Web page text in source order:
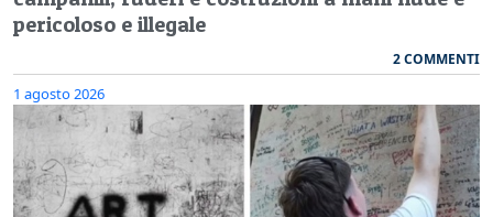
pericoloso e illegale
2 COMMENTI
1 agosto 2026